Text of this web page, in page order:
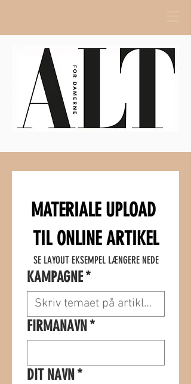
MATERIALE UPLOAD
TIL ONLINE ARTIKEL
SE LAYOUT EKSEMPEL LÆNGERE NEDE
KAMPAGNE*
FIRMANAVN *
DIT NAVN *